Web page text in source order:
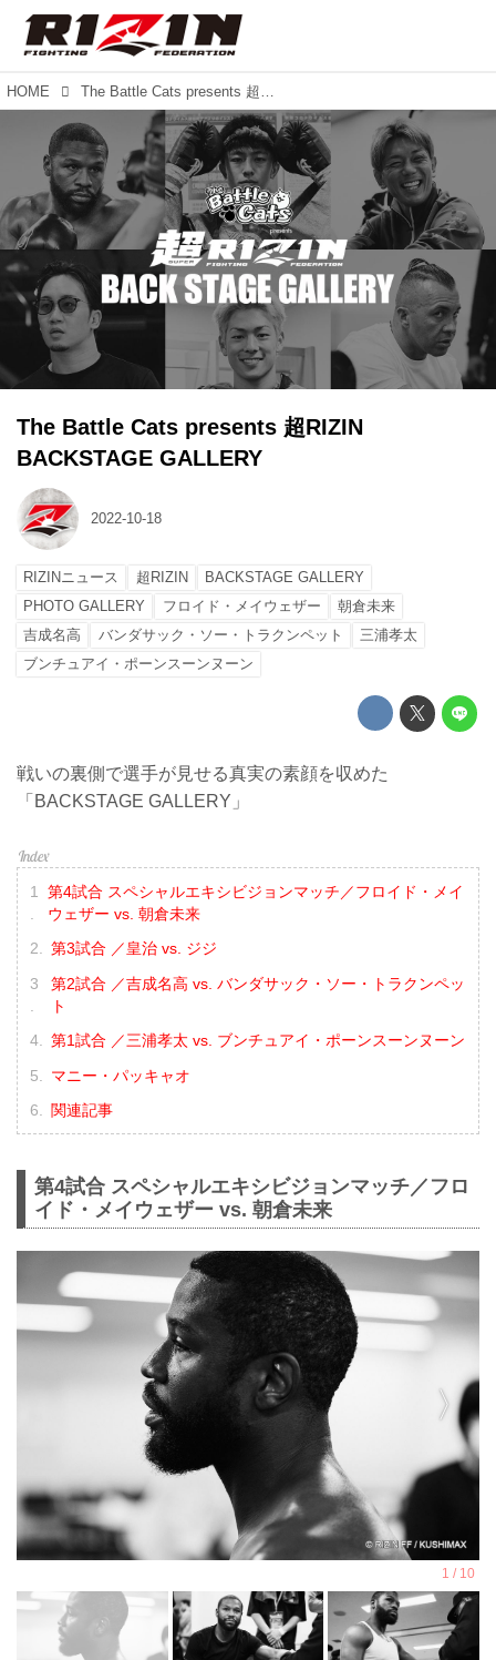
HOME The Battle Cats presents 超RIZIN BACKSTAGE GALLERY
The Battle Cats presents 超RIZIN
BACKSTAGE GALLERY
2022-10-18
RIZINニュース 超RIZIN
BACKSTAGE GALLERY
PHOTO GALLERY
フロイド・メイウェザー
朝倉未来
吉成名高
バンダサック・ソー・トラクンペット
三浦孝太
ブンチュアイ・ポーンスーンヌーン
戦いの裏側で選手が見せる真実の素顔を収めた
「BACKSTAGE GALLERY」
第4試合 スペシャルエキシビジョンマッチ／フロイド・メイ
ウェザー vs. 朝倉未来
第3試合 ／皇治 vs. ジジ
第2試合 ／吉成名高 vs. バンダサック・ソー・トラクンペッ
ト
第1試合 ／三浦孝太 vs. ブンチュアイ・ポーンスーンヌーン
マニー・パッキャオ
関連記事
第4試合 スペシャルエキシビジョンマッチ／フロ
イド・メイウェザー vs. 朝倉未来